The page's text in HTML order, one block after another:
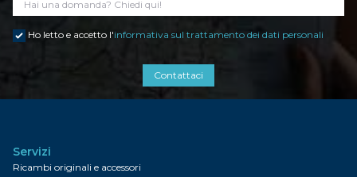
Ho letto e accetto l'informativa sul trattamento dei dati personali
Contattaci
Servizi
Ricambi originali e accessori